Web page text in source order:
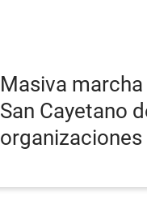
Masiva
San Cayetano